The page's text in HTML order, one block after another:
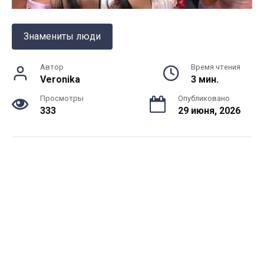
Знамениты люди
Автор
Veronika
Время чтения
3 мин.
Просмотры
333
Опубликовано
29 июня, 2026